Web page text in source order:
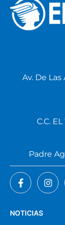
NOTICIAS
Av. De
C.C.
Padre